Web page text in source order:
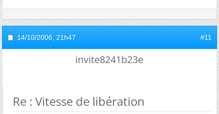
14/10/2006, 21h47 #11
invite8241b23e
Re : Vitesse de libération